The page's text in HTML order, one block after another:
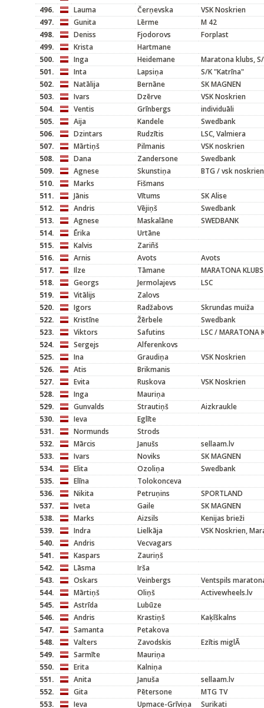
496.
Lauma Čerņevska
VSK Noskrien
497.
Gunita Lērme
M 42
498.
Deniss Fjodorovs
Forplast
499.
Krista
Hartmane
500.
Inga Heidemane
Maratona klubs,
501.
Inta Lapsiņa
S/K "Katrīna"
502.
Natālija Bernāne
SK MAGNEN
503.
Ivars Dzērve
VSK Noskrien
504.
Ventis Grīnbergs
individuāli
505.
Aija Kandele
Swedbank
506.
Dzintars Rudzītis
LSC, Valmiera
507.
Mārtiņš Pilmanis
VSK noskrien
508.
Dana Zandersone
Swedbank
509.
Agnese Skunstiņa
BTG / vsk noskrien
510.
Marks
Fišmans
511.
Jānis Vītums
SK Alise
512.
Andris Vējiņš
Swedbank
513.
Agnese Maskalāne
SWEDBANK
514.
Ērika
Urtāne
515.
Kalvis
Zariñš
516.
Arnis Avots
Avots
517.
Ilze Tāmane
MARATONA KLUBS
518.
Georgs Jermolajevs
LSC
519.
Vitālijs
Zalovs
520.
Igors Radžabovs
Skrundas muiža
522.
Kristīne Žērbele
Swedbank
523.
Viktors Safutins
LSC / MARATONA
524.
Sergejs
Alferenkovs
525.
Ina Graudiņa
VSK Noskrien
526.
Atis
Brikmanis
527.
Evita Ruskova
VSK Noskrien
528.
Inga
Mauriņa
529.
Gunvalds Strautiņš
Aizkraukle
530.
Ieva
Eglīte
531.
Normunds
Strods
532.
Mārcis Janušs
sellaam.lv
533.
Ivars Noviks
SK MAGNEN
534.
Elita Ozoliņa
Swedbank
535.
Elīna
Tolokonceva
536.
Nikita Petruņins
SPORTLAND
537.
Iveta Gaile
SK MAGNEN
538.
Marks Aizsils
Kenijas brieži
539.
Indra Lielkāja
VSK Noskrien,
540.
Andris
Vecvagars
541.
Kaspars
Zauriņš
542.
Lāsma
Irša
543.
Oskars Veinbergs
Ventspils
544.
Mārtiņš Oliņš
Activewheels.lv
545.
Astrīda
Lubūze
546.
Andris Krastiņš
Kaķīškalns
547.
Samanta
Petakova
548.
Valters Zavodskis
Ezītis miglĀ
549.
Sarmīte
Mauriņa
550.
Erita
Kalniņa
551.
Anita Januša
sellaam.lv
552.
Gita Pētersone
MTG TV
553.
Ieva Upmace-Grīviņa
Surikati